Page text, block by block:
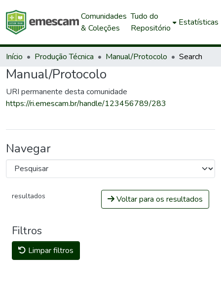
Comunidades
& Coleções
Tudo do
Repositório
Estatísticas
Início Produção Técnica Manual/Protocolo Search
Manual/Protocolo
URI permanente desta comunidade
https://ri.emescam.br/handle/123456789/283
Navegar
resultados Voltar para os resultados
Filtros
Limpar filtros